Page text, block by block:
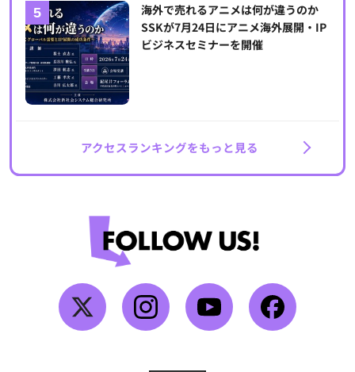
海外で売れるアニメは何が違うのか
SSKが7月24日にアニメ海外展開・IP
ビジネスセミナーを開催
アクセスランキングをもっと見る